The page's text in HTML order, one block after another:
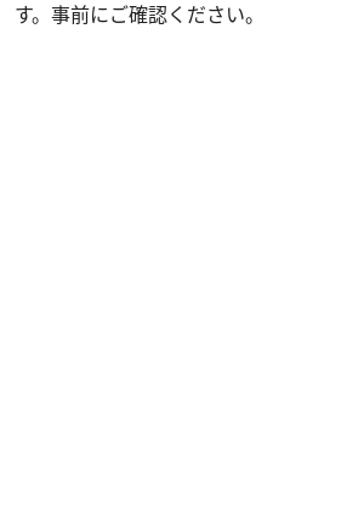
す。事前にご確認ください。